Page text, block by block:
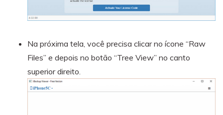
Na próxima tela, você precisa clicar no ícone “Raw
Files” e depois no botão “Tree View” no canto
superior direito.